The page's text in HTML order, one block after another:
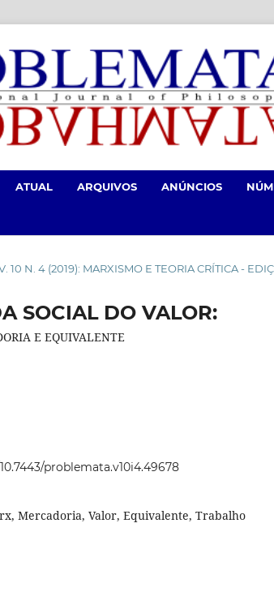
ATUAL ARQUIVOS ANÚNCIOS
10 N. 4 (2019): MARXISMO E TEORIA CRÍTICA -
SOCIAL DO VALOR:
E EQUIVALENTE
problemata.v10i4.49678
Mercadoria, Valor, Equivalente, Trabalho